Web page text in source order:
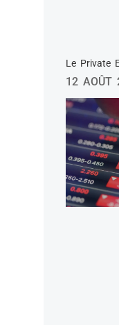
Le Private
12 AOÛT